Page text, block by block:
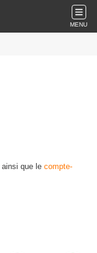
MENU
ainsi que le compte-